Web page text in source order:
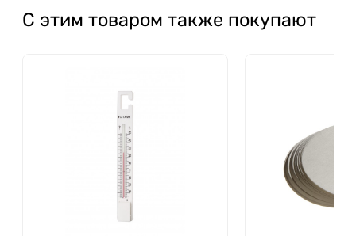
С этим товаром также покупают